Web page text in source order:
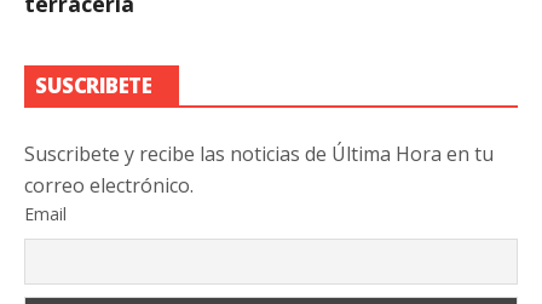
SUSCRIBETE
Suscribete y recibe las noticias de Última Hora en tu
correo electrónico.
Email